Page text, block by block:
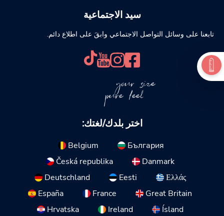
سيد الاجتماعية
تابعنا على وسائل التواصل الاجتماعي وابقَ على اطلاع دائم.
your size
pure feel
اختر بلدك/لغتك:
Belgium
България
Česká republika
Danmark
Deutschland
Eesti
Ελλάς
España
France
Great Britain
Hrvatska
Ireland
Ísland